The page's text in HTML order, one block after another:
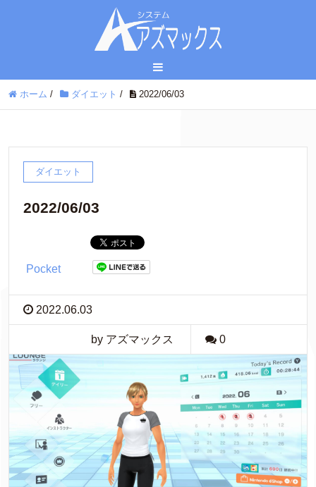
ホーム / ダイエット / 2022/06/03
ダイエット
2022/06/03
Pocket
2022.06.03
by アズマックス 0